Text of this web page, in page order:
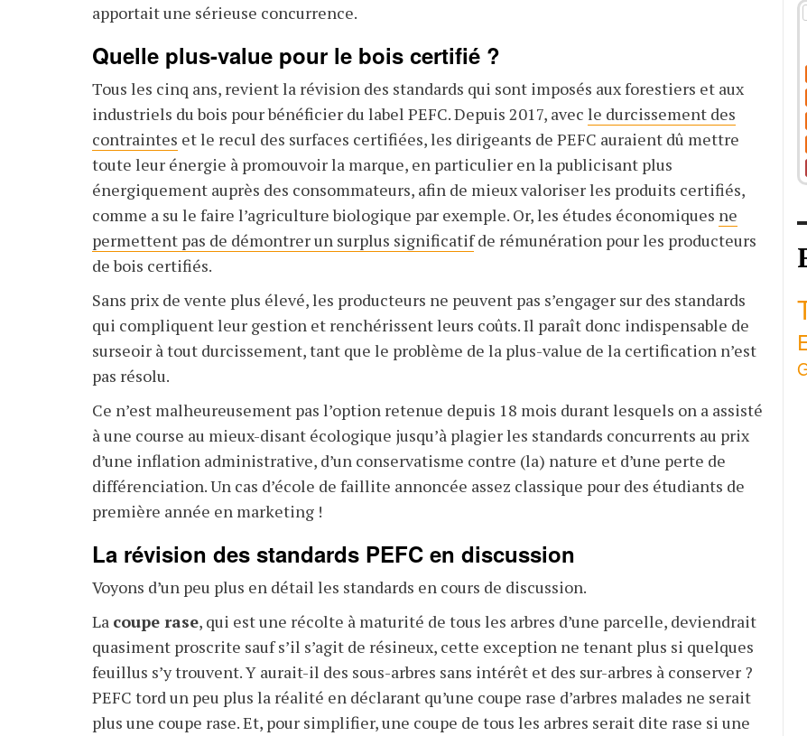
apportait une sérieuse concurrence.
Quelle plus-value pour le bois certifié ?
Tous les cinq ans, revient la révision des standards qui sont imposés aux forestiers et aux
industriels du bois pour bénéficier du label PEFC. Depuis 2017, avec le durcissement des
contraintes et le recul des surfaces certifiées, les dirigeants de PEFC auraient dû mettre
toute leur énergie à promouvoir la marque, en particulier en la publicisant plus
énergiquement auprès des consommateurs, afin de mieux valoriser les produits certifiés,
comme a su le faire l’agriculture biologique par exemple. Or, les études économiques ne
permettent pas de démontrer un surplus significatifde rémunération pour les producteurs
de bois certifiés.
Sans prix de vente plus élevé, les producteurs ne peuvent pas s’engager sur des standards
qui compliquent leur gestion et renchérissent leurs coûts. Il paraît donc indispensable de
surseoir à tout durcissement, tant que le problème de la plus-value de la certification n’est
pas résolu.
Ce n’est malheureusement pas l’option retenue depuis 18 mois durant lesquels on a assisté
à une course au mieux-disant écologique jusqu’à plagier les standards concurrents au prix
d’une inflation administrative, d’un conservatisme contre (la) nature et d’une perte de
différenciation. Un cas d’école de faillite annoncée assez classique pour des étudiants de
première année en marketing !
La révision des standards PEFC en discussion
Voyons d’un peu plus en détail les standards en cours de discussion.
La coupe rase, qui est une récolte à maturité de tous les arbres d’une parcelle, deviendrait
quasiment proscrite sauf s’il s’agit de résineux, cette exception ne tenant plus si quelques
feuillus s’y trouvent. Y aurait-il des sous-arbres sans intérêt et des sur-arbres à conserver ?
PEFC tord un peu plus la réalité en déclarant qu’une coupe rase d’arbres malades ne serait
plus une coupe rase. Et, pour simplifier, une coupe de tous les arbres serait dite rase si une